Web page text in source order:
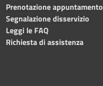
Prenotazione appuntamento
Segnalazione disservizio
Leggi le FAQ
Richiesta di assistenza